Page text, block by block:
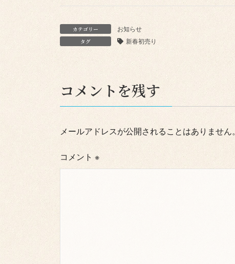
カテゴリー お知らせ
タグ 新春初売り
コメントを残す
メールアドレスが公開されることはありません。
コメント ※